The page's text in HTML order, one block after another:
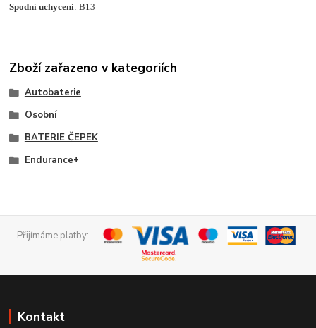
Spodní uchycení: B13
Zboží zařazeno v kategoriích
Autobaterie
Osobní
BATERIE ČEPEK
Endurance+
Přijímáme platby:
Kontakt